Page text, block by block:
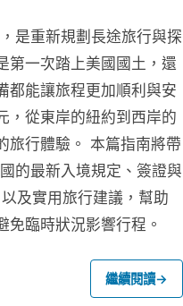
是重新規劃長途旅行與探
第一次踏上美國國土，還
都能讓旅程更加順利與安
，從東岸的紐約到西岸的
旅行體驗。 本篇指南將帶
的最新入境規定、簽證與
及實用旅行建議，幫助
免臨時狀況影響行程。
繼續閱讀→